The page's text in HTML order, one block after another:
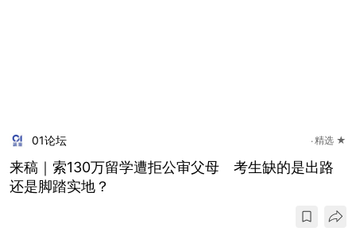
01论坛 精选 ★
来稿｜索130万留学遭拒公审父母 考生缺的是出路
还是脚踏实地？